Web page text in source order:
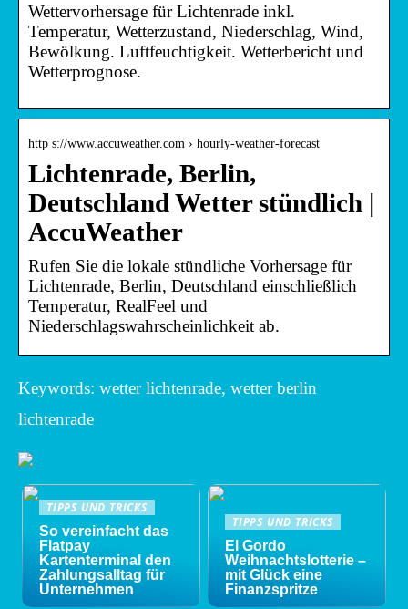
Wettervorhersage für Lichtenrade inkl.
Temperatur, Wetterzustand, Niederschlag, Wind,
Bewölkung. Luftfeuchtigkeit. Wetterbericht und
Wetterprognose.
http s://www.accuweather.com › hourly-weather-forecast
Lichtenrade, Berlin,
Deutschland Wetter stündlich |
AccuWeather
Rufen Sie die lokale stündliche Vorhersage für
Lichtenrade, Berlin, Deutschland einschließlich
Temperatur, RealFeel und
Niederschlagswahrscheinlichkeit ab.
Keywords: wetter lichtenrade, wetter berlin
lichtenrade
TIPPS UND TRICKS
So vereinfacht das
Flatpay
Kartenterminal den
Zahlungsalltag für
Unternehmen
TIPPS UND TRICKS
El Gordo
Weihnachtslotterie –
mit Glück eine
Finanzspritze